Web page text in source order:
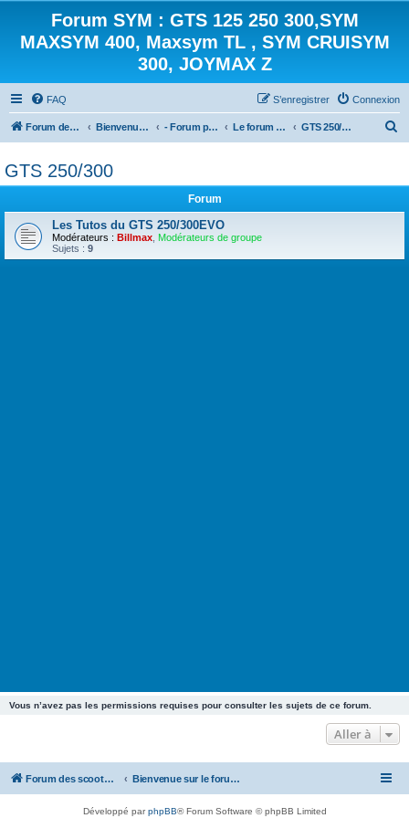
Forum SYM : GTS 125 250 300,SYM
MAXSYM 400, Maxsym TL , SYM CRUISYM
300, JOYMAX Z
FAQ Connexion
S’enregistrer
Forum des scooters SYM - GTS -MAXSYM - CRUISYM - JOYMAX - Maxsym TL Bienvenue sur le forum des scooters de la gamme SYM - Forum principal - Le forum des Scooters SYM GTS 250/300
e
c
GTS 250/300
Forum
Les Tutos du GTS 250/300EVO
Modérateurs : Billmax Modérateurs de groupe
Sujets : 9
Vous n’avez pas les permissions requises pour consulter les sujets de ce forum.
Aller à
Forum des scooters SYM - GTS -MAXSYM - CRUISYM - JOYMAX - Maxsym TL Bienvenue sur le forum des scooters de la gamme SYM
Développé parphpBB® Forum Software © phpBB Limited